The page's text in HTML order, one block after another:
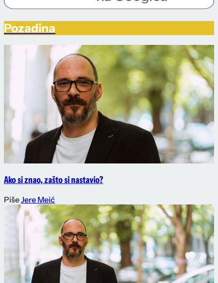
Pozadina
Ako si znao, zašto si nastavio?
PišeJere Meić